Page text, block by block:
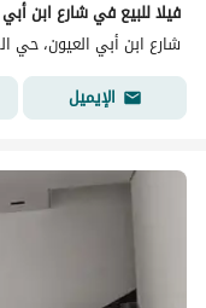
شارع ابن أبي العيون، حي
الإيميل